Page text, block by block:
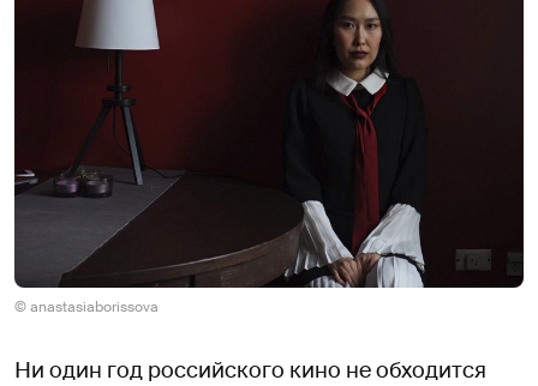
© anastasiaborissova
Ни один год российского кино не обходится